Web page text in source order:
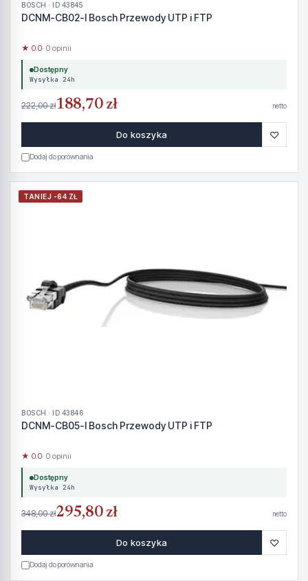
BOSCH · ID 43845
DCNM-CB02-I Bosch Przewody UTP i FTP
★ 0.0· 0 opinii
Dostępny
Wysyłka 24h
222,00 zł188,70 zł netto
Do koszyka ♡
Dodaj do porównania
TANIEJ -64 ZŁ
BOSCH · ID 43846
DCNM-CB05-I Bosch Przewody UTP i FTP
★ 0.0· 0 opinii
Dostępny
Wysyłka 24h
348,00 zł295,80 zł netto
Do koszyka ♡
Dodaj do porównania